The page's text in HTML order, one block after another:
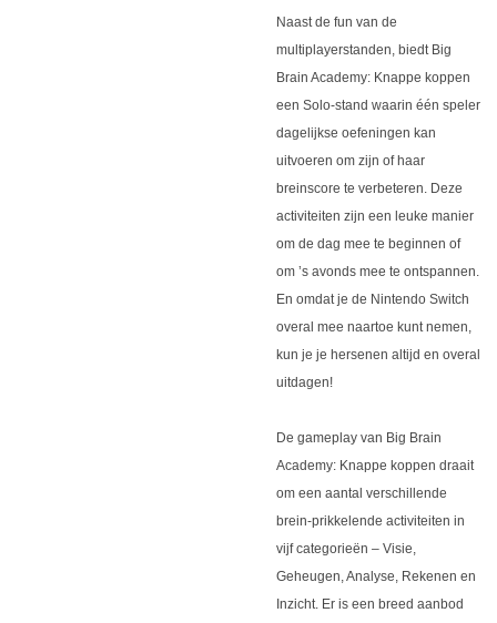
Naast de fun van de
multiplayerstanden, biedt Big
Brain Academy: Knappe koppen
een Solo-stand waarin één speler
dagelijkse oefeningen kan
uitvoeren om zijn of haar
breinscore te verbeteren. Deze
activiteiten zijn een leuke manier
om de dag mee te beginnen of
om ’s avonds mee te ontspannen.
En omdat je de Nintendo Switch
overal mee naartoe kunt nemen,
kun je je hersenen altijd en overal
uitdagen!
De gameplay van Big Brain
Academy: Knappe koppen draait
om een aantal verschillende
brein-prikkelende activiteiten in
vijf categorieën – Visie,
Geheugen, Analyse, Rekenen en
Inzicht. Er is een breed aanbod